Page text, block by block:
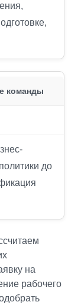
команды
до
на
рабочего